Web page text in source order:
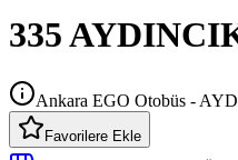
335
Ankara EGO Otobüs -
Favorilere Ekle